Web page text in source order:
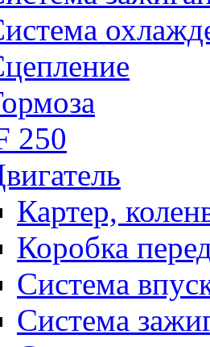
250
Картер,
Коробка
Система
Система